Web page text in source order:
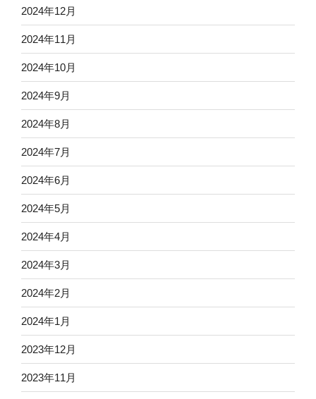
2024年12月
2024年11月
2024年10月
2024年9月
2024年8月
2024年7月
2024年6月
2024年5月
2024年4月
2024年3月
2024年2月
2024年1月
2023年12月
2023年11月